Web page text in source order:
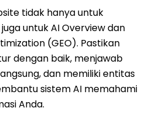
tidak hanya untuk
untuk AI Overview dan
(GEO). Pastikan
dengan baik, menjawab
dan memiliki entitas
sistem AI memahami
Anda.